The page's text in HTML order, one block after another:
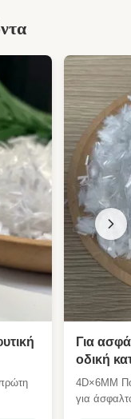
ίνες πολυεστέρα,
από πολυεστέρα
Για
οδική
4D×6MM
για